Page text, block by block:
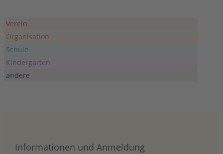
JUNI
Mittsommer-Sonntag am 21.06.2026
Verein
Organisation
Schule
Kindergarten
andere
Informationen und Anmeldung